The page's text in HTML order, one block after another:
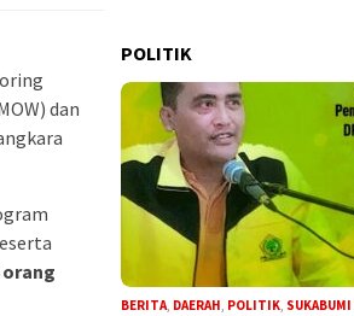
dan
orang
POLITIK
BERITA DAERAH POLITIK